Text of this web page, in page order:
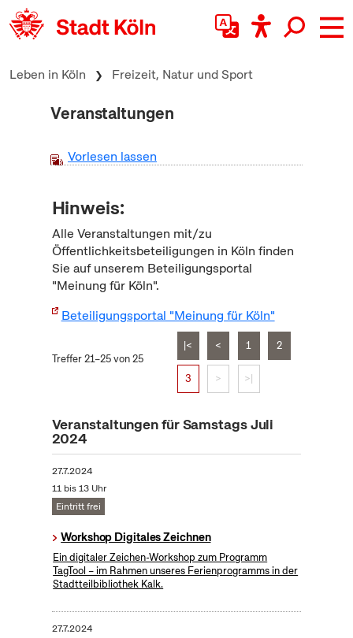
zum Inhalt springen
Leben in Köln Freizeit, Natur und Sport
Veranstaltungen
Vorlesen lassen
Hinweis:
Alle Veranstaltungen mit/zu
Öffentlichkeitsbeteiligungen in Köln finden
Sie auf unserem Beteiligungsportal
"Meinung für Köln".
Beteiligungsportal "Meinung für Köln"
Treffer 21–25 von 25
|< < 1 2
3 > >|
Veranstaltungen für Samstags Juli
2024
27.7.2024
11 bis 13 Uhr
Eintritt frei
Workshop Digitales Zeichnen
Ein digitaler Zeichen-Workshop zum Programm
TagTool – im Rahmen unseres Ferienprogramms in der
Stadtteilbibliothek Kalk.
27.7.2024